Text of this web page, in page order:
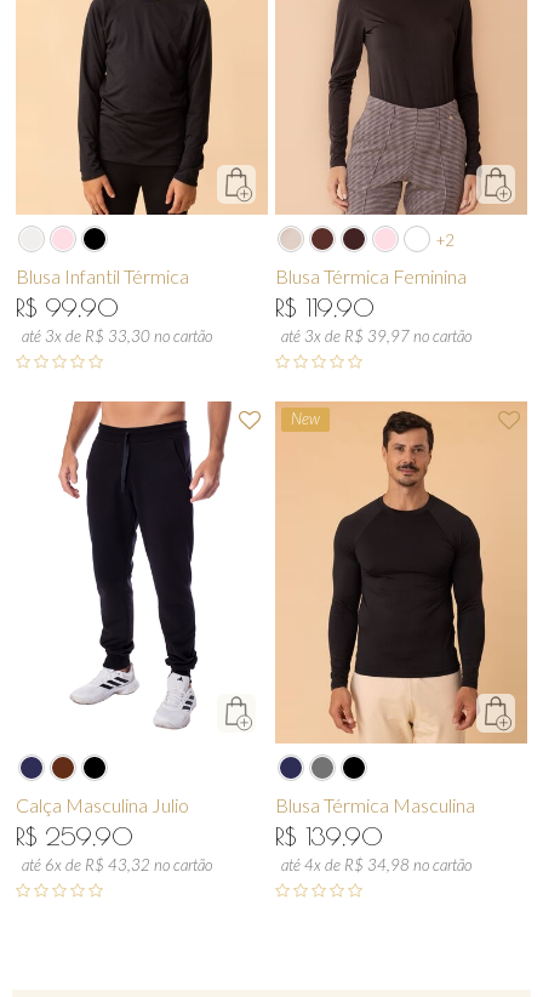
Blusa Infantil Térmica
R$ 99,90
até 3x de R$ 33,30 no cartão
+2
Blusa Térmica Feminina
R$ 119,90
até 3x de R$ 39,97 no cartão
Calça Masculina Julio
R$ 259,90
até 6x de R$ 43,32 no cartão
New
Blusa Térmica Masculina
R$ 139,90
até 4x de R$ 34,98 no cartão